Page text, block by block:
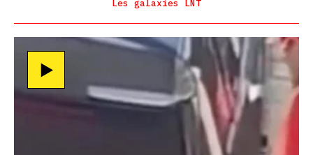
Les galaxies LNT